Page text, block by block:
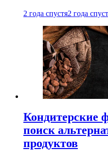
2 года спустя2 года
Кондитерские
поиск
продуктов